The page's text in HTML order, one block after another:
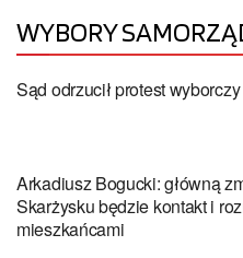
WYBORY
Sąd odrzucił protest wyborczy
Arkadiusz Bogucki: główną
Skarżysku będzie kontakt i
mieszkańcami